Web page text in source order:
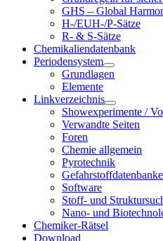
GHS – Global
H-/EUH-/P-Sätze
R- & S-Sätze
Chemikaliendatenbank
Periodensystem
Grundlagen
Elemente
Linkverzeichnis
Showexperimente /
Verwandte Seiten
Foren
Chemie allgemein
Pyrotechnik
Software
Stoff- und
Nano- und
Chemiker-Rätsel
Download